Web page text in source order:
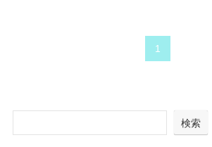
1
検索